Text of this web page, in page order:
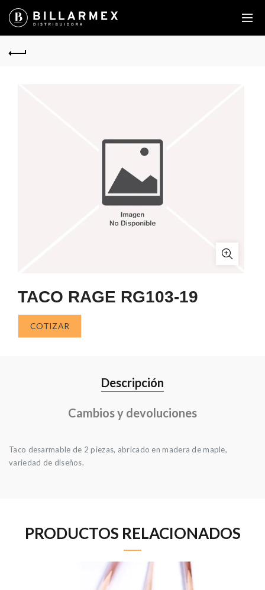
TACO RAGE RG103-19
COTIZAR
Descripción
Cambios y devoluciones
Taco desarmable de 2 piezas, abricado en madera de maple,
variedad de diseños.
PRODUCTOS RELACIONADOS